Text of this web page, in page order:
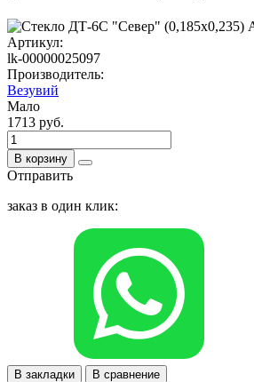
Артикул:
lk-00000025097
Производитель:
Везувий
Мало
1713 руб.
В корзину
Отправить
заказ в один клик:
В закладки В сравнение